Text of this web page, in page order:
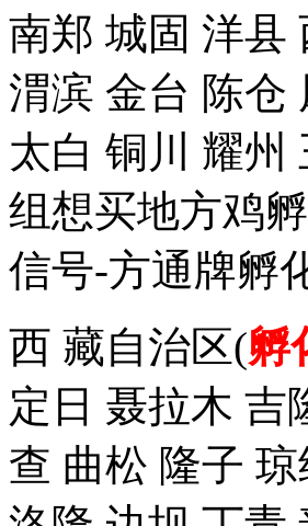
南郑 城固 洋县
渭滨 金台 陈仓
太白 铜川 耀州
组想买地方鸡
信号-方通牌孵
西 藏自治区(孵
定日 聂拉木 吉
查 曲松 隆子